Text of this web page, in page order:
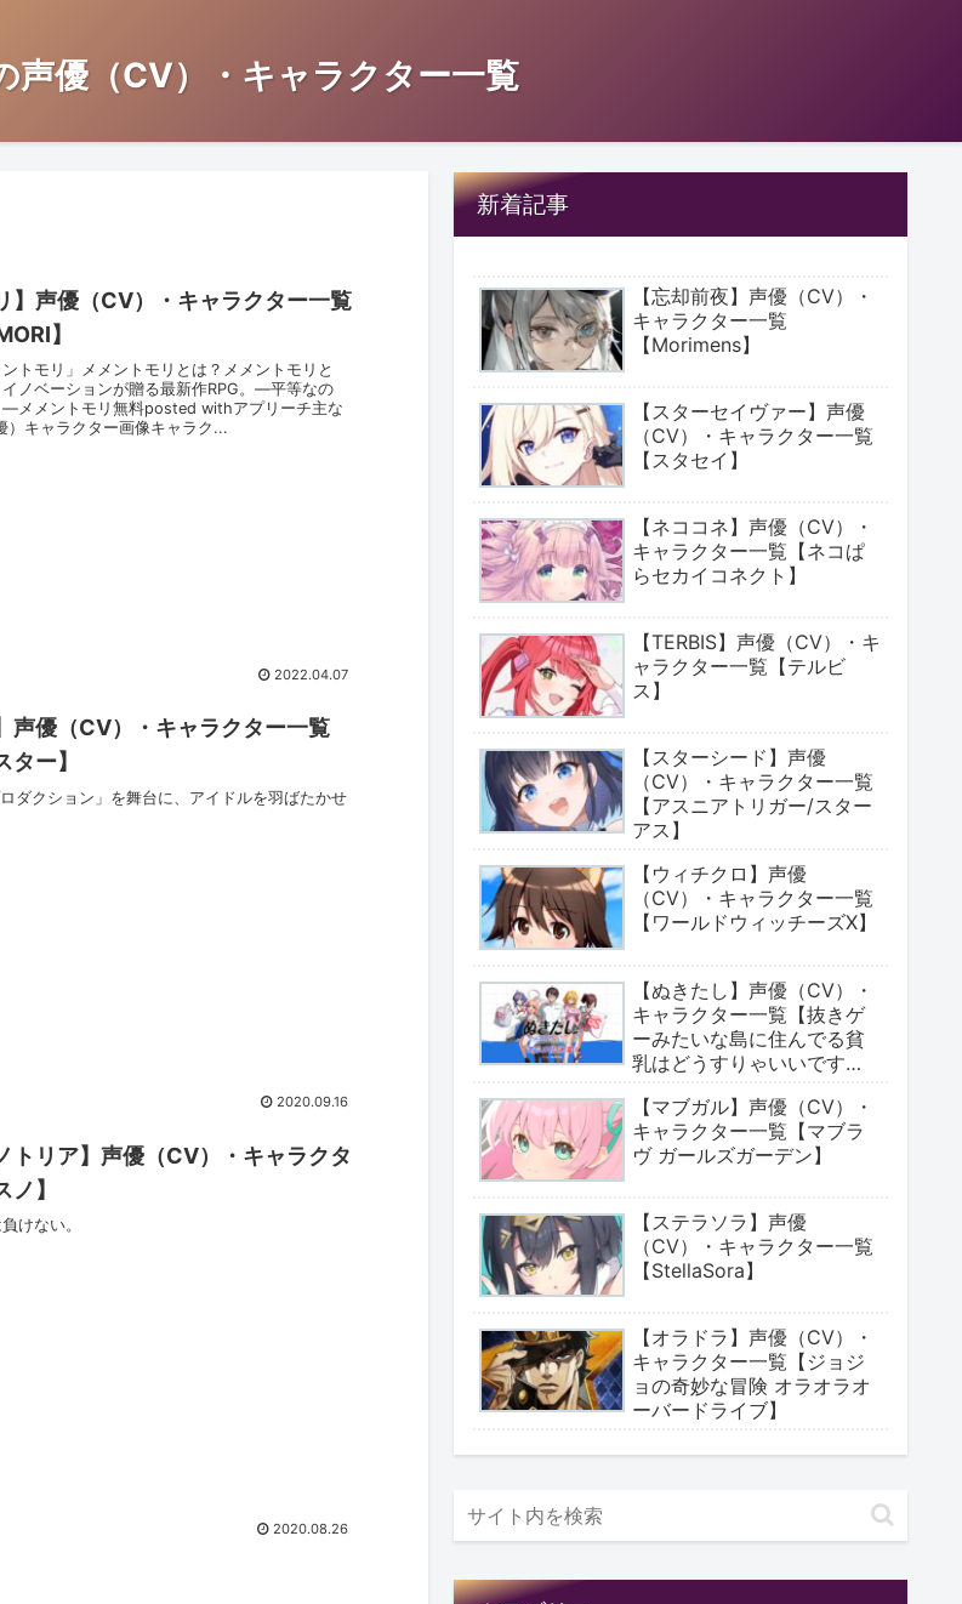
声優（CV）・キャラクター一覧
】声優（CV）・キャラクター一覧
】
トモリ」メメントモリとは？メメントモリと
ノベーションが贈る最新作RPG。―平等なの
―メメントモリ無料posted withアプリーチ主な
）キャラクター画像キャラク...
2022.04.07
声優（CV）・キャラクター一覧
ター】
ダクション」を舞台に、アイドルを羽ばたかせ
2020.09.16
トリア】声優（CV）・キャラクタ
】
けない。
2020.08.26
新着記事
【忘却前夜】声優（CV）・
キャラクター一覧
【Morimens】
【スターセイヴァー】声優
（CV）・キャラクター一覧
【スタセイ】
【ネココネ】声優（CV）・
キャラクター一覧【ネコぱ
らセカイコネクト】
【TERBIS】声優（CV）・キ
ャラクター一覧【テルビ
ス】
【スターシード】声優
（CV）・キャラクター一覧
【アスニアトリガー/スター
アス】
【ウィチクロ】声優
（CV）・キャラクター一覧
【ワールドウィッチーズX】
【ぬきたし】声優（CV）・
キャラクター一覧【抜きゲ
ーみたいな島に住んでる貧
乳はどうすりゃいいです
【マブガル】声優（CV）・
キャラクター一覧【マブラ
ヴ ガールズガーデン】
【ステラソラ】声優
（CV）・キャラクター一覧
【StellaSora】
【オラドラ】声優（CV）・
キャラクター一覧【ジョジ
ョの奇妙な冒険 オラオラオ
ーバードライブ】